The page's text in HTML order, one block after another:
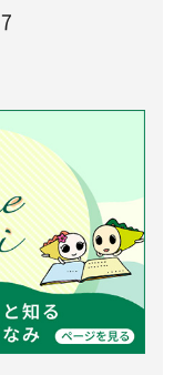
7